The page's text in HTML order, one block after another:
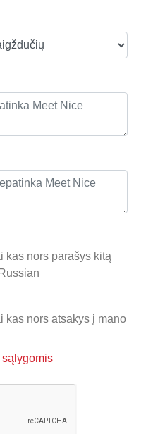
kas nors parašys kitą
kas nors atsakys į mano